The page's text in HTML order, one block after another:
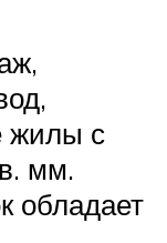
жилы с
мм.
обладает